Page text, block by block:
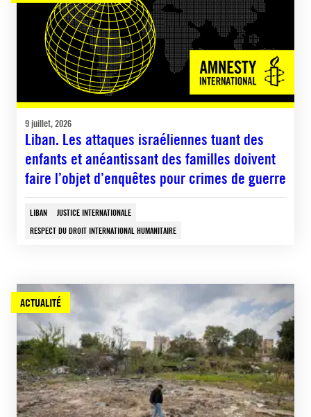
9 juillet, 2026
Liban. Les attaques israéliennes tuant des
enfants et anéantissant des familles doivent
faire l’objet d’enquêtes pour crimes de guerre
LIBAN
JUSTICE INTERNATIONALE
RESPECT DU DROIT INTERNATIONAL HUMANITAIRE
ACTUALITÉ